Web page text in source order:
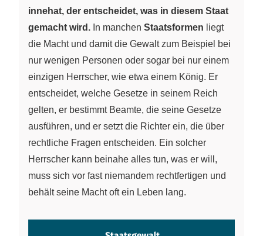
innehat, der entscheidet, was in diesem Staat
gemacht wird. In manchen Staatsformen liegt
die Macht und damit die Gewalt zum Beispiel bei
nur wenigen Personen oder sogar bei nur einem
einzigen Herrscher, wie etwa einem König. Er
entscheidet, welche Gesetze in seinem Reich
gelten, er bestimmt Beamte, die seine Gesetze
ausführen, und er setzt die Richter ein, die über
rechtliche Fragen entscheiden. Ein solcher
Herrscher kann beinahe alles tun, was er will,
muss sich vor fast niemandem rechtfertigen und
behält seine Macht oft ein Leben lang.